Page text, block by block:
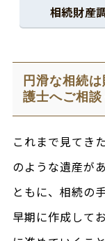
相続財産
円滑な相続
護士へご相
これまで見てき
のような遺産が
ともに、相続の
早期に作成して